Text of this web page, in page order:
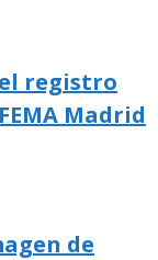
registro
Madrid
de